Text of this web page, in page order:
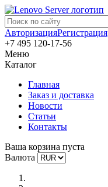
АвторизацияРегистрация
+7 495 120-17-56
Меню
Каталог
Главная
Заказ и доставка
Новости
Статьи
Контакты
Ваша корзина пуста
Валюта